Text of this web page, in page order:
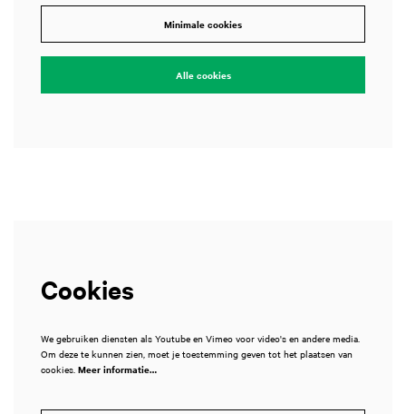
Minimale cookies
Alle cookies
Cookies
We gebruiken diensten als Youtube en Vimeo voor video's en andere media.
Om deze te kunnen zien, moet je toestemming geven tot het plaatsen van
cookies. Meer informatie…